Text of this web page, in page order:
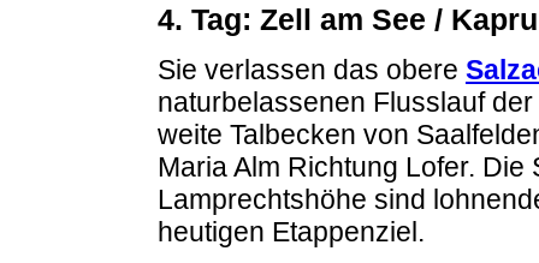
4. Tag: Zell am See /
Sie verlassen das obere
naturbelassenen Flusslauf der
weite Talbecken von
Maria Alm Richtung Lofer.
Lamprechtshöhe sind
heutigen Etappenziel.